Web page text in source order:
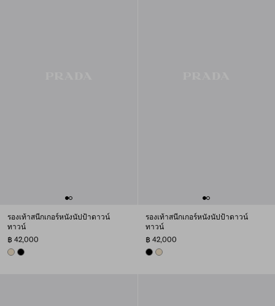
รองเท้าสนีกเกอร์หนังนัปป้าดาวน์
ทาวน์
฿ 42,000
IVORYBLACK
รองเท้าสนีกเกอร์หนังนัปป้าดาวน์
ทาวน์
฿ 42,000
BLACKIVORY